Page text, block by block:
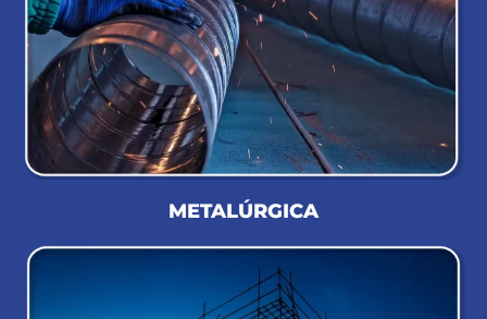
METALÚRGICA